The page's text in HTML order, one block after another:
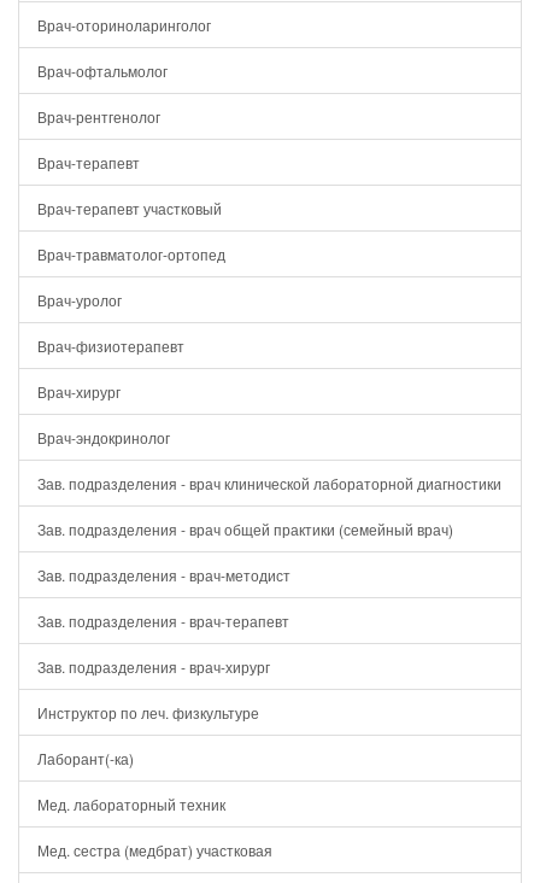
Врач-оториноларинголог
Врач-офтальмолог
Врач-рентгенолог
Врач-терапевт
Врач-терапевт участковый
Врач-травматолог-ортопед
Врач-уролог
Врач-физиотерапевт
Врач-хирург
Врач-эндокринолог
Зав. подразделения - врач клинической лабораторной диагностики
Зав. подразделения - врач общей практики (семейный врач)
Зав. подразделения - врач-методист
Зав. подразделения - врач-терапевт
Зав. подразделения - врач-хирург
Инструктор по леч. физкультуре
Лаборант(-ка)
Мед. лабораторный техник
Мед. сестра (медбрат) участковая